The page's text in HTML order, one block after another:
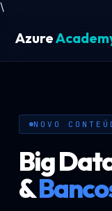
\
Azure
NOVO
Big
&